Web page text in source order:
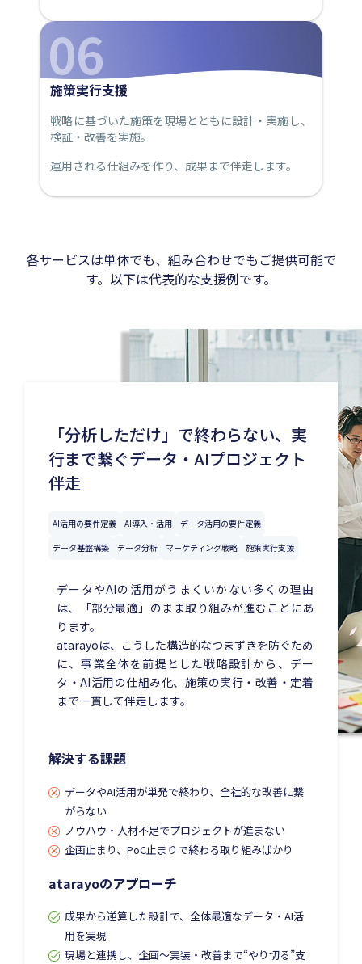
06
施策実行支援
戦略に基づいた施策を現場とともに設計・実施し、
検証・改善を実施。
運用される仕組みを作り、成果まで伴走します。
各サービスは単体でも、組み合わせでもご提供可能で
す。以下は代表的な支援例です。
「分析しただけ」で終わらない、実
行まで繋ぐデータ・AIプロジェクト
伴走
AI活用の要件定義 AI導入・活用
データ活用の要件定義
データ基盤構築
データ分析 マーケティング戦略 施策実行支援
データやAIの活用がうまくいかない多くの理由
は、「部分最適」のまま取り組みが進むことにあ
ります。
atarayoは、こうした構造的なつまずきを防ぐため
に、事業全体を前提とした戦略設計から、デー
タ・AI活用の仕組み化、施策の実行・改善・定着
まで一貫して伴走します。
解決する課題
データやAI活用が単発で終わり、全社的な改善に繋
がらない
ノウハウ・人材不足でプロジェクトが進まない
企画止まり、PoC止まりで終わる取り組みばかり
atarayoのアプローチ
成果から逆算した設計で、全体最適なデータ・AI活
用を実現
現場と連携し、企画〜実装・改善まで“やり切る”支